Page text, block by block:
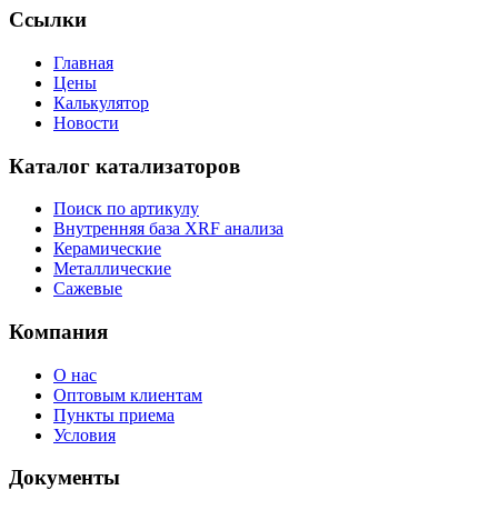
Ссылки
Главная
Цены
Калькулятор
Новости
Каталог катализаторов
Поиск по артикулу
Внутренняя база XRF анализа
Керамические
Металлические
Сажевые
Компания
О нас
Оптовым клиентам
Пункты приема
Условия
Документы